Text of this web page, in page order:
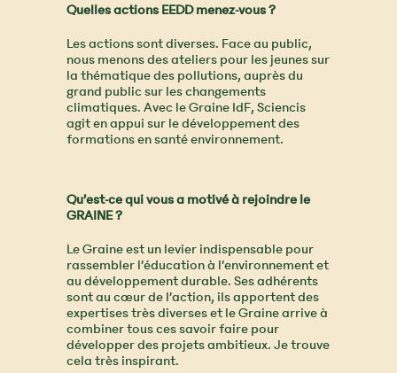
Quelles actions EEDD menez-vous ?
Les actions sont diverses. Face au public,
nous menons des ateliers pour les jeunes sur
la thématique des pollutions, auprès du
grand public sur les changements
climatiques. Avec le Graine IdF, Sciencis
agit en appui sur le développement des
formations en santé environnement.
Qu’est-ce qui vous a motivé à rejoindre le
GRAINE ?
Le Graine est un levier indispensable pour
rassembler l’éducation à l’environnement et
au développement durable. Ses adhérents
sont au cœur de l’action, ils apportent des
expertises très diverses et le Graine arrive à
combiner tous ces savoir faire pour
développer des projets ambitieux. Je trouve
cela très inspirant.